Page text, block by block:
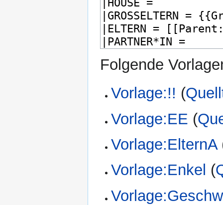
Folgende
Vorlage:!! (
Vorlage:EE (
Vorlage:ElternA
Vorlage:Enkel (